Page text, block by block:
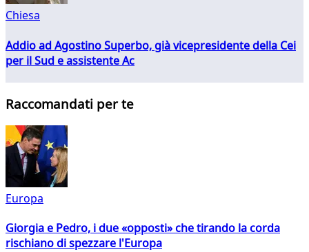
Chiesa
Addio ad Agostino Superbo, già vicepresidente della Cei
per il Sud e assistente Ac
Raccomandati per te
Europa
Giorgia e Pedro, i due «opposti» che tirando la corda
rischiano di spezzare l'Europa